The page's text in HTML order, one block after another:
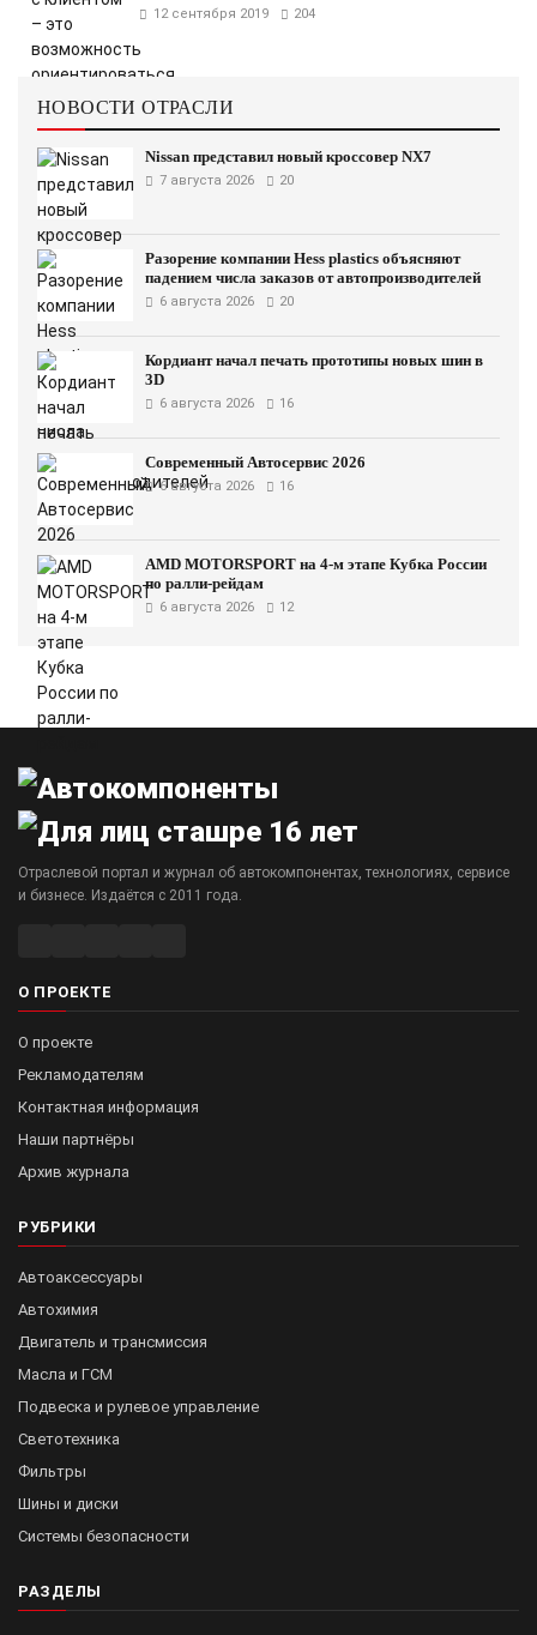
12 сентября 2019 204
НОВОСТИ ОТРАСЛИ
Nissan представил новый кроссовер NX7
7 августа 2026 20
Разорение компании Hess plastics объясняют
падением числа заказов от автопроизводителей
6 августа 2026 20
Кордиант начал печать прототипы новых шин в
3D
6 августа 2026 16
Современный Автосервис 2026
6 августа 2026 16
AMD MOTORSPORT на 4-м этапе Кубка России
по ралли-рейдам
6 августа 2026 12
Отраслевой портал и журнал об автокомпонентах, технологиях, сервисе
и бизнесе. Издаётся с 2011 года.
О ПРОЕКТЕ
О проекте
Рекламодателям
Контактная информация
Наши партнёры
Архив журнала
РУБРИКИ
Автоаксессуары
Автохимия
Двигатель и трансмиссия
Масла и ГСМ
Подвеска и рулевое управление
Светотехника
Фильтры
Шины и диски
Системы безопасности
РАЗДЕЛЫ